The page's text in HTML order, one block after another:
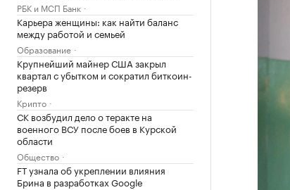
РБК и МСП Банк
Карьера женщины: как найти баланс
между работой и семьей
Образование
Крупнейший майнер США закрыл
квартал с убытком и сократил биткоин-
резерв
Крипто
СК возбудил дело о теракте на
военного ВСУ после боев в Курской
области
Общество
FT узнала об укреплении влияния
Брина в разработках Google